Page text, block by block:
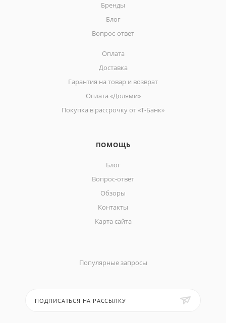
Бренды
Блог
Вопрос-ответ
Оплата
Доставка
Гарантия на товар и возврат
Оплата «Долями»
Покупка в рассрочку от «Т-Банк»
ПОМОЩЬ
Блог
Вопрос-ответ
Обзоры
Контакты
Карта сайта
Популярные запросы
ПОДПИСАТЬСЯ НА РАССЫЛКУ